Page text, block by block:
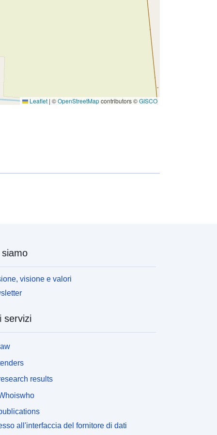
Leaflet | ©OpenStreetMapcontributors ©GISCO
siamo
visione e valori
servizi
results
all'interfaccia del fornitore di dati